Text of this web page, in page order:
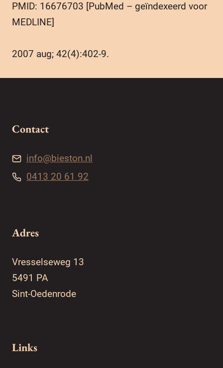
PMID: 16676703 [PubMed – geïndexeerd voor
MEDLINE]
2007 aug; 42(4):402-9.
Contact
info@bieston.nl
0413 20 61 92
Adres
Vresselseweg 13
5491 PA
Sint-Oedenrode
Links